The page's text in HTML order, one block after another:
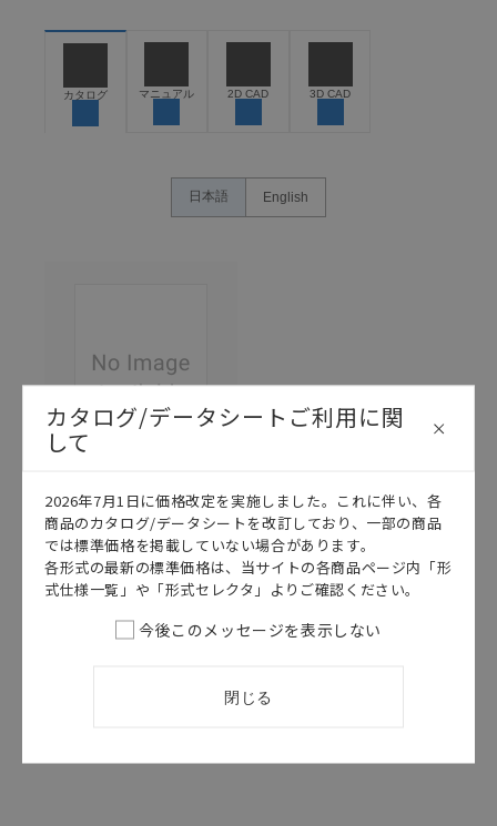
カタログ マニュアル 2D CAD 3D CAD
日本語 English
カタログ 日本語
SGFM-110J
D41D カタログ
カタログ/データシートご利用に関
して
2026年7月1日に価格改定を実施しました。これに伴い、各
商品のカタログ/データシートを改訂しており、一部の商品
では標準価格を掲載していない場合があります。
各形式の最新の標準価格は、当サイトの各商品ページ内「形
式仕様一覧」や「形式セレクタ」よりご確認ください。
今後このメッセージを表示しない
閉じる